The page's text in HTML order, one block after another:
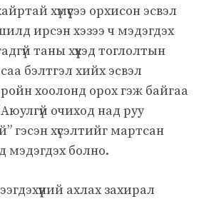
хүмүүсээ орхисон эсвэл
ирсэн хэзээ ч мэдэгдэх
таны хүүхэд тоглолтын
бэлтгэл хийх эсвэл
хоолонд орох гэж байгаа
очиход над руу
гэсэн хүсэлтийг мартсан
мэдэгдэх болно.
ахлах захирал